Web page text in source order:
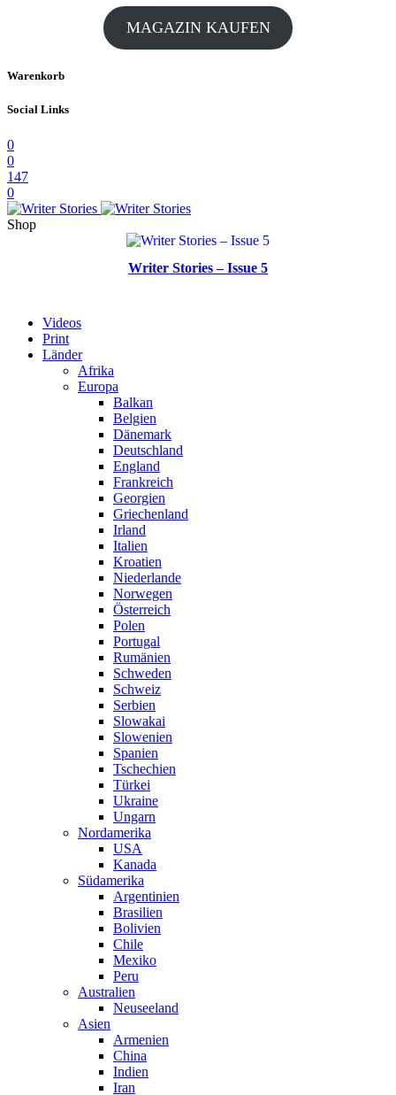
MAGAZIN KAUFEN
Warenkorb
Social Links
0
0
147
0
Shop
Writer Stories – Issue 5
Videos
Print
Länder
Afrika
Europa
Balkan
Belgien
Dänemark
Deutschland
England
Frankreich
Georgien
Griechenland
Irland
Italien
Kroatien
Niederlande
Norwegen
Österreich
Polen
Portugal
Rumänien
Schweden
Schweiz
Serbien
Slowakai
Slowenien
Spanien
Tschechien
Türkei
Ukraine
Ungarn
Nordamerika
USA
Kanada
Südamerika
Argentinien
Brasilien
Bolivien
Chile
Mexiko
Peru
Australien
Neuseeland
Asien
Armenien
China
Indien
Iran